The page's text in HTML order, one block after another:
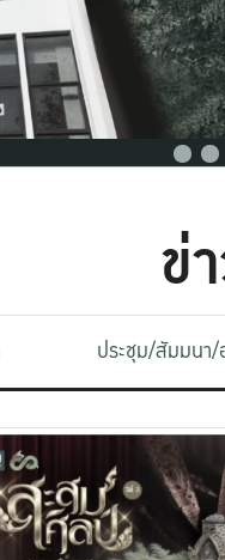
ข่
ประชุม/สัมมนา